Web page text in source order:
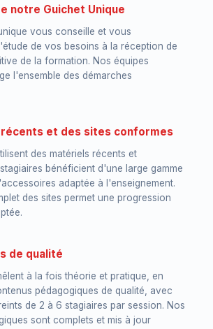
notre Guichet Unique
vous conseille et vous
de vos besoins à la réception de
de la formation. Nos équipes
l'ensemble des démarches
et des sites conformes
des matériels récents et
bénéficient d'une large gamme
adaptée à l'enseignement.
des sites permet une progression
de qualité
à la fois théorie et pratique, en
pédagogiques de qualité, avec
de 2 à 6 stagiaires par session. Nos
sont complets et mis à jour